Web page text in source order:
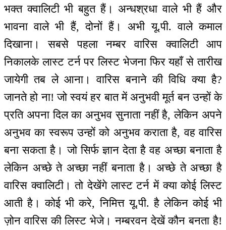
भक्त क्वालिटी भी बहुत हैं। अन्धश्रधा वाले भी हैं और
भावना वाले भी हैं, दोनों हैं। अभी यू.पी. वाले कमाल
दिखाना। सबसे पहला नम्बर वारिस क्वालिटी आप
निकालके लास्ट टर्न पर लिस्ट भेजना फिर यहाँ से तारीख
जायेगी तब ले आना। वारिस बनाने की विधि क्या है?
जानते हो ना! जो स्वयं हर बात में अनुभवी मूर्त बन उन्हों के
प्रति अपना दिल का अनुभव सुनाता नहीं है, लेकिन अपने
अनुभव का स्वरूप उन्हों को अनुभव कराता है, वह वारिस
बना सकता है। जो सिर्फ ज्ञान देता है वह अच्छा बनाता है
लेकिन अच्छे ते अच्छा नहीं बनाता है। अच्छे ते अच्छा है
वारिस क्वालिटी। तो देखेंगे लास्ट टर्न में क्या कोई लिस्ट
आती है। कोई भी करे, निमित्त यू.पी. है लेकिन कोई भी
ज़ोन वारिस की लिस्ट भेजे। नम्बरवन देखें कौन बनता है!